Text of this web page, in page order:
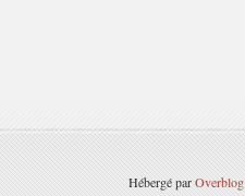
Hébergé parOverblog